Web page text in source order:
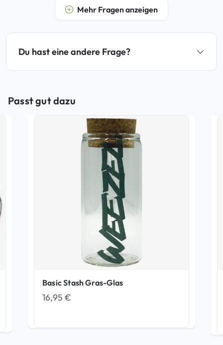
Mehr Fragen anzeigen
Du hast eine andere Frage?
Passt gut dazu
Basic Stash Gras-Glas
16,95€